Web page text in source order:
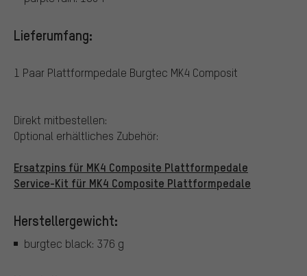
Lieferumfang:
1 Paar Plattformpedale Burgtec MK4 Composit
Direkt mitbestellen:
Optional erhältliches Zubehör:
Ersatzpins für MK4 Composite Plattformpedale
Service-Kit für MK4 Composite Plattformpedale
Herstellergewicht:
burgtec black: 376 g